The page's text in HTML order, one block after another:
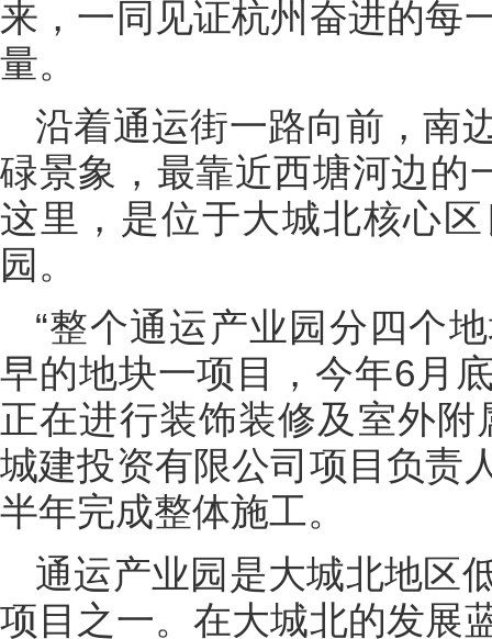
来，一同见证杭州奋进的每
量。
沿着通运街一路向前，南
碌景象，最靠近西塘河边的
这里，是位于大城北核心
园。
“整个通运产业园分四个
早的地块一项目，今年6月
正在进行装饰装修及室外
城建投资有限公司项目负责
半年完成整体施工。
通运产业园是大城北地区
项目之一。在大城北的发展